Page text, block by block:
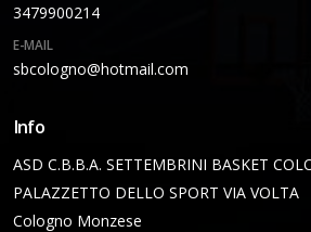
3479900214
E-MAIL
sbcologno@hotmail.com
Info
ASD C.B.B.A. SETTEMBRINI BASKET
PALAZZETTO DELLO SPORT VIA VOLTA
Cologno Monzese